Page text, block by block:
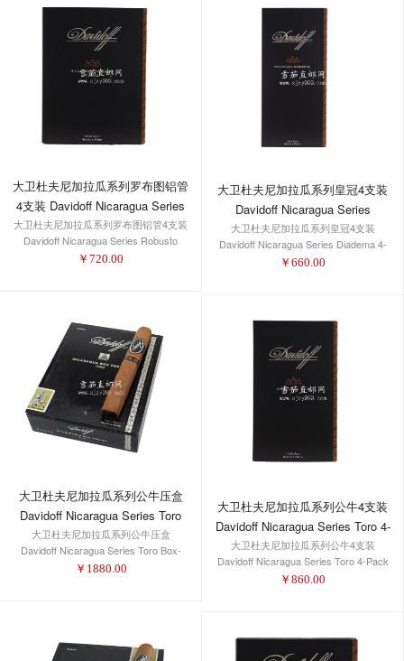
大卫杜夫尼加拉瓜系列罗布图铝管
4支装 Davidoff Nicaragua Series
Robusto Tubos 4-Pack 1/4
大卫杜夫尼加拉瓜系列罗布图铝管4支装
Davidoff Nicaragua Series Robusto
Tubos 4-Pack 1/4
￥ 720.00
大卫杜夫尼加拉瓜系列皇冠4支装
Davidoff Nicaragua Series
Diadema 4-Pack 1/4
大卫杜夫尼加拉瓜系列皇冠4支装
Davidoff Nicaragua Series Diadema 4-
Pack 1/4
￥ 660.00
大卫杜夫尼加拉瓜系列公牛压盒
Davidoff Nicaragua Series Toro
Box-Pressed
大卫杜夫尼加拉瓜系列公牛压盒
Davidoff Nicaragua Series Toro Box-
Pressed
￥ 1880.00
大卫杜夫尼加拉瓜系列公牛4支装
Davidoff Nicaragua Series Toro 4-
Pack 1/4
大卫杜夫尼加拉瓜系列公牛4支装
Davidoff Nicaragua Series Toro 4-Pack
1/4
￥ 860.00